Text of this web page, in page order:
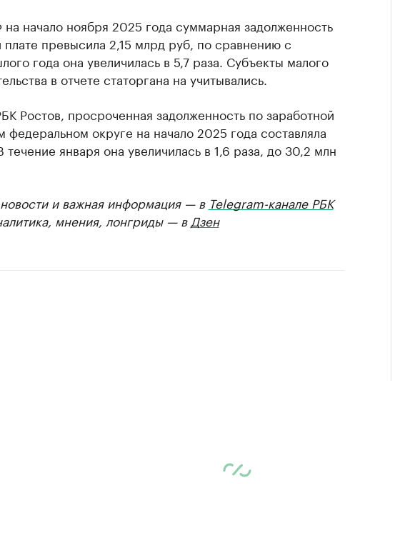
начало ноября 2025 года суммарная задолженность
плате превысила 2,15 млрд руб, по сравнению с
года она увеличилась в 5,7 раза. Субъекты малого
в отчете статоргана на учитывались.
Ростов, просроченная задолженность по заработной
округе на начало 2025 года составляла
января она увеличилась в 1,6 раза, до 30,2 млн
и важная информация — в Telegram-канале РБК
мнения, лонгриды — в Дзен